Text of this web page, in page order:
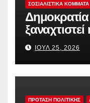
ΣΟΣΙΑΛΙΣΤΙΚΆ ΚΌΜΜΑΤΑ
Δημοκρατία
ΙΟΎΛ 25, 2026
ΠΡΟΤΑΣΗ ΠΟΛΙΤΙΚΗΣ